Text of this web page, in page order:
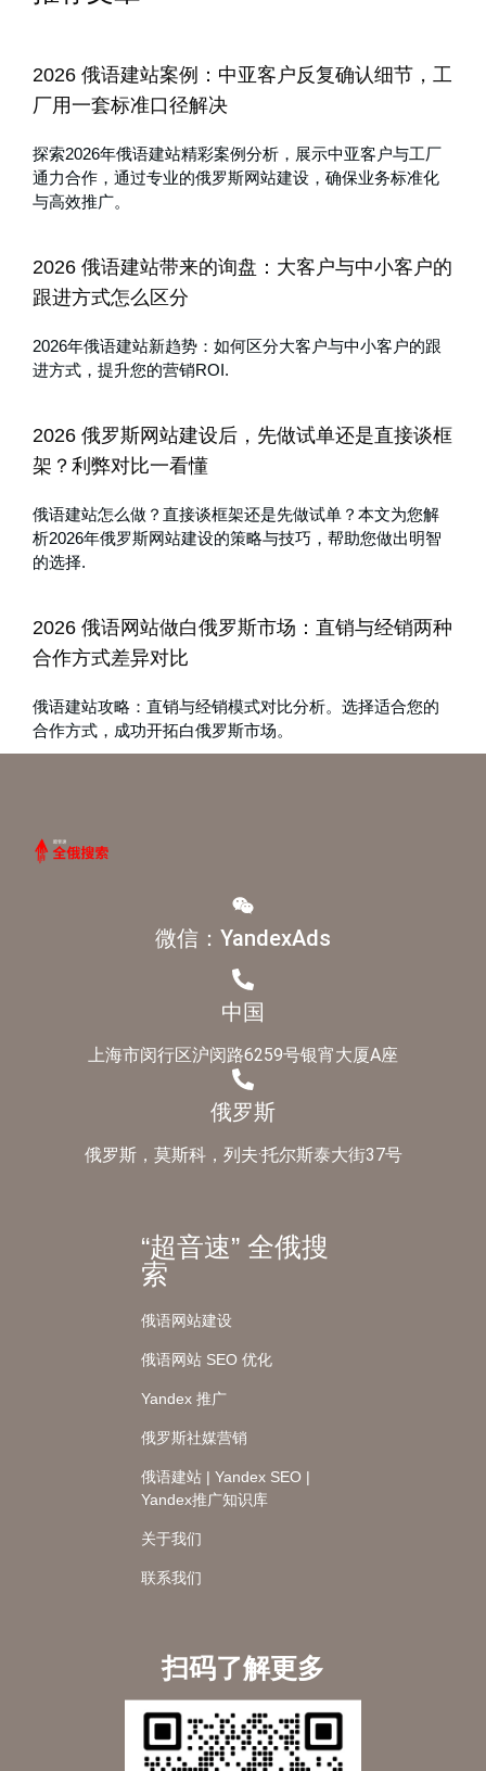
2026 俄语建站案例：中亚客户反复确认细节，工
厂用一套标准口径解决
探索2026年俄语建站精彩案例分析，展示中亚客户与工厂
通力合作，通过专业的俄罗斯网站建设，确保业务标准化
与高效推广。
2026 俄语建站带来的询盘：大客户与中小客户的
跟进方式怎么区分
2026年俄语建站新趋势：如何区分大客户与中小客户的跟
进方式，提升您的营销ROI.
2026 俄罗斯网站建设后，先做试单还是直接谈框
架？利弊对比一看懂
俄语建站怎么做？直接谈框架还是先做试单？本文为您解
析2026年俄罗斯网站建设的策略与技巧，帮助您做出明智
的选择.
2026 俄语网站做白俄罗斯市场：直销与经销两种
合作方式差异对比
俄语建站攻略：直销与经销模式对比分析。选择适合您的
合作方式，成功开拓白俄罗斯市场。
微信：YandexAds
中国
上海市闵行区沪闵路6259号银宵大厦A座
俄罗斯
俄罗斯，莫斯科，列夫·托尔斯泰大街37号
“超音速” 全俄搜
索
俄语网站建设
俄语网站 SEO 优化
Yandex 推广
俄罗斯社媒营销
俄语建站 | Yandex SEO |
Yandex推广知识库
关于我们
联系我们
扫码了解更多